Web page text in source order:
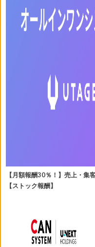
【月額報酬30％！】売上・集
【ストック報酬】